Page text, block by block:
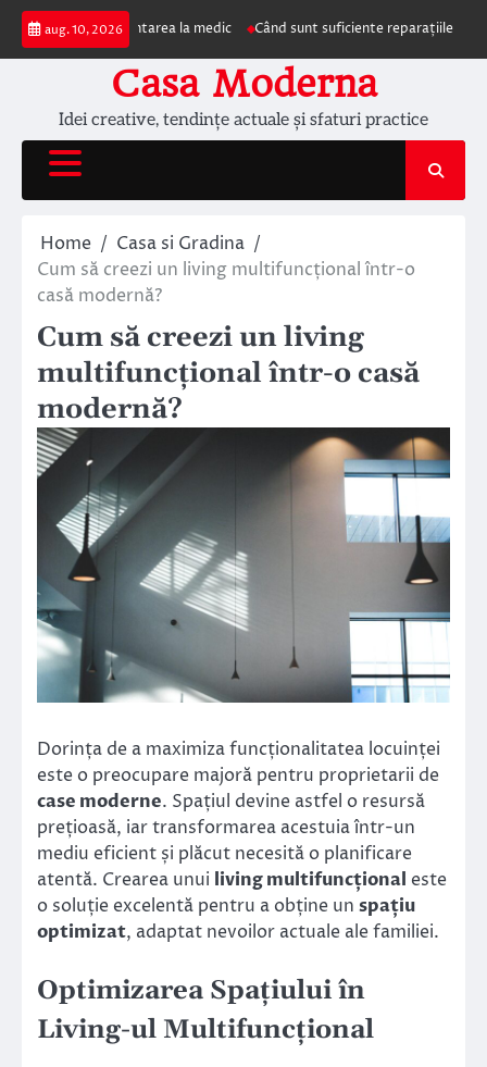
Skip
content
aug. 10, 2026
prezentarea la medic Când sunt suficiente reparațiile de acoperiș
Casa Moderna
Idei creative, tendințe actuale și sfaturi practice
Home
Casa si Gradina
Cum să creezi un living multifuncțional într-o
casă modernă?
Cum să creezi un living
multifuncțional într-o casă
modernă?
Dorința de a maximiza funcționalitatea locuinței
este o preocupare majoră pentru proprietarii de
case moderne. Spațiul devine astfel o resursă
prețioasă, iar transformarea acestuia într-un
mediu eficient și plăcut necesită o planificare
atentă. Crearea unui living multifuncțional este
o soluție excelentă pentru a obține un spațiu
optimizat, adaptat nevoilor actuale ale familiei.
Optimizarea Spațiului în
Living-ul Multifuncțional